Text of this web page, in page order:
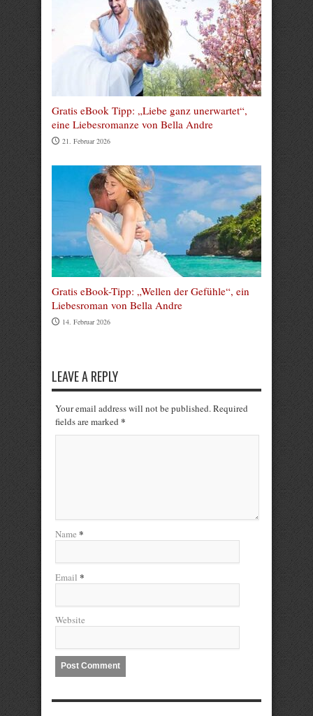
Gratis eBook Tipp: „Liebe ganz unerwartet“,
eine Liebesromanze von Bella Andre
21. Februar 2026
Gratis eBook-Tipp: „Wellen der Gefühle“, ein
Liebesroman von Bella Andre
14. Februar 2026
LEAVE A REPLY
Your email address will not be published. Required
fields are marked *
Name *
Email *
Website